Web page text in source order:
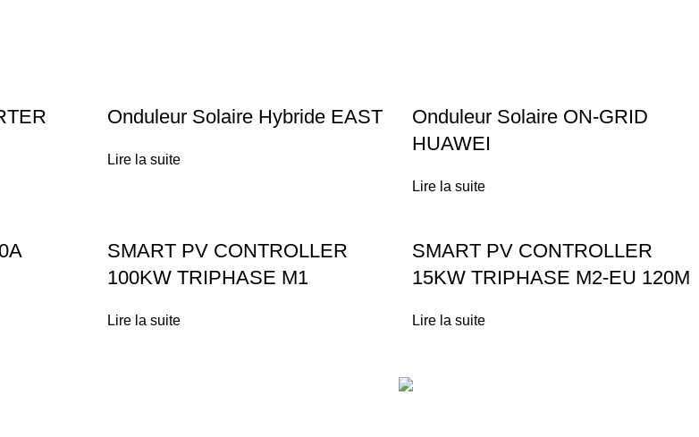
Onduleur Solaire Hybride EAST
Lire la suite
Onduleur Solaire ON-GRID
HUAWEI
Lire la suite
SMART PV CONTROLLER
100KW TRIPHASE M1
Lire la suite
SMART PV CONTROLLER
15KW TRIPHASE M2-EU 120M
Lire la suite